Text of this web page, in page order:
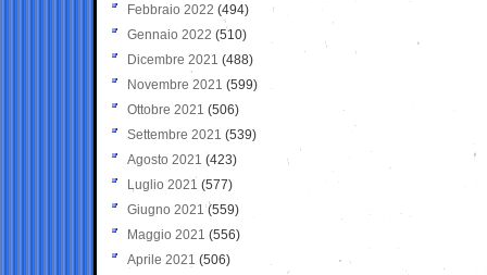
Febbraio 2022 (494)
Gennaio 2022 (510)
Dicembre 2021 (488)
Novembre 2021 (599)
Ottobre 2021 (506)
Settembre 2021 (539)
Agosto 2021 (423)
Luglio 2021 (577)
Giugno 2021(559)
Maggio 2021 (556)
Aprile 2021 (506)